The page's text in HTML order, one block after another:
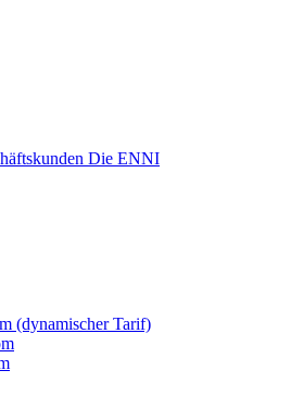
Die ENNI
(dynamischer Tarif)